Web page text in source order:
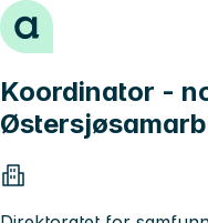
Hopp til innhold
Koordinator -